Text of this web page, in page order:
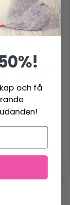
PATCH BY
SEK
till varukorgen
och få